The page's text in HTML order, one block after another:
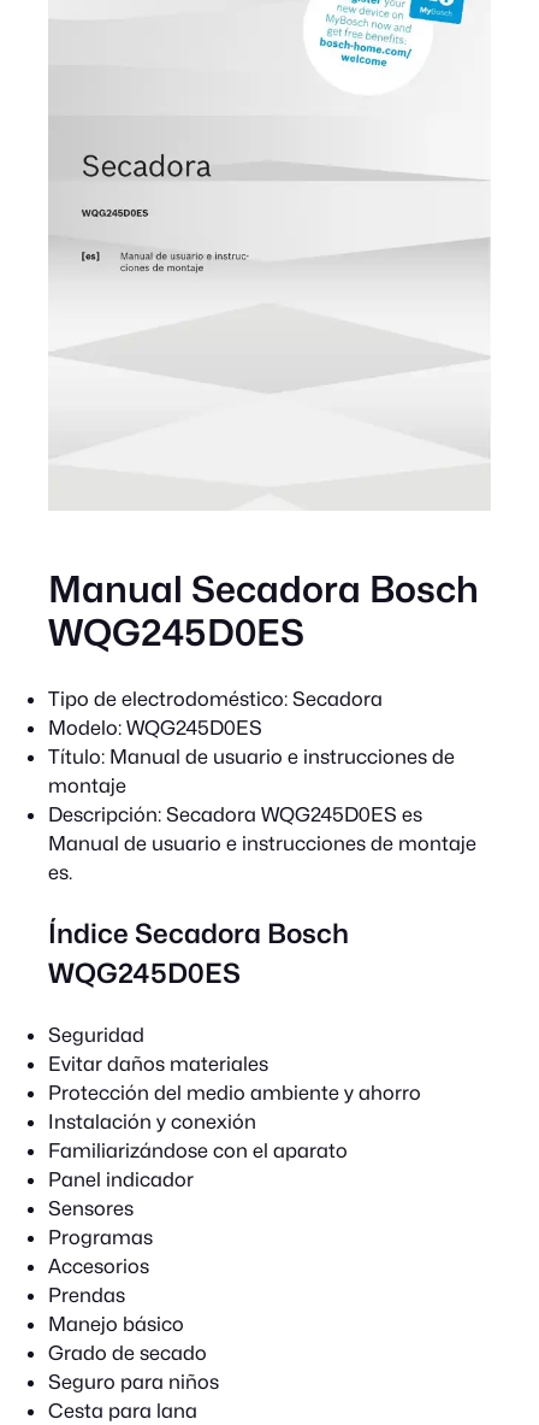
Manual Secadora Bosch
WQG245D0ES
Tipo de electrodoméstico: Secadora
Modelo: WQG245D0ES
Título: Manual de usuario e instrucciones de
montaje
Descripción: Secadora WQG245D0ES es
Manual de usuario e instrucciones de montaje
es.
Índice Secadora Bosch
WQG245D0ES
Seguridad
Evitar daños materiales
Protección del medio ambiente y ahorro
Instalación y conexión
Familiarizándose con el aparato
Panel indicador
Sensores
Programas
Accesorios
Prendas
Manejo básico
Grado de secado
Seguro para niños
Cesta para lana